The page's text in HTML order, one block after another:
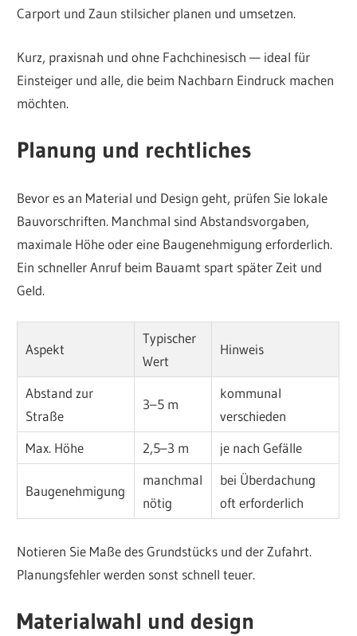
Carport und Zaun stilsicher planen und umsetzen.
Kurz, praxisnah und ohne Fachchinesisch — ideal für
Einsteiger und alle, die beim Nachbarn Eindruck machen
möchten.
Planung und rechtliches
Bevor es an Material und Design geht, prüfen Sie lokale
Bauvorschriften. Manchmal sind Abstandsvorgaben,
maximale Höhe oder eine Baugenehmigung erforderlich.
Ein schneller Anruf beim Bauamt spart später Zeit und
Geld.
Aspekt
Typischer
Wert
Hinweis
Abstand zur
Straße
3–5 m
kommunal
verschieden
Max. Höhe
2,5–3 m je nach Gefälle
Baugenehmigung
manchmal
nötig
bei Überdachung
oft erforderlich
Notieren Sie Maße des Grundstücks und der Zufahrt.
Planungsfehler werden sonst schnell teuer.
Materialwahl und design